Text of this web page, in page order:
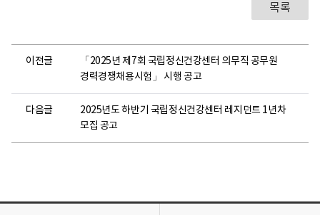
목록
이전글
「2025년 제7회 국립정신건강센터 의무직 공무원
경력경쟁채용시험」 시행 공고
다음글
2025년도 하반기 국립정신건강센터 레지던트 1년차
모집 공고